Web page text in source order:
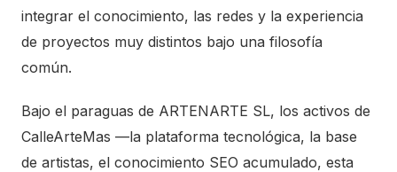
integrar el conocimiento, las redes y la experiencia
de proyectos muy distintos bajo una filosofía
común.
Bajo el paraguas de ARTENARTE SL, los activos de
CalleArteMas —la plataforma tecnológica, la base
de artistas, el conocimiento SEO acumulado, esta